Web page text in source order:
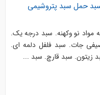
سبد حمل سبد پتروشیمی
دوربسته مواد نو وکهنه. سبد درجه یک.
جات. سبد فلفل دلمه ای.
زیتون. سبد قارچ. سبد ...